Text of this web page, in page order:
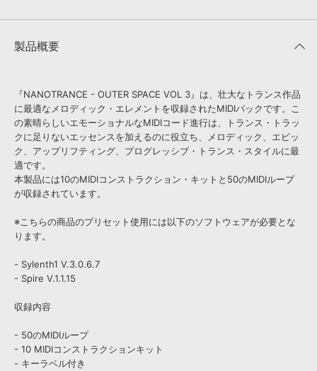
製品概要
『NANOTRANCE - OUTER SPACE VOL 3』は、壮大なトランス作品
に最適なメロディック・エレメントを収録されたMIDIパックです。こ
の素晴らしいエモーショナルなMIDIコード進行は、トランス・トラッ
クに足りないエッセンスを加えるのに役立ち、メロディック、エピッ
ク、アップリフティング、プログレッシブ・トランス・スタイルに最
適です。
本製品には10のMIDIコンストラクション・キットと50のMIDIループ
が収録されています。
※こちらの商品のプリセット使用には以下のソフトウェアが必要とな
ります。
- Sylenth1 V.3.0.6.7
- Spire V.1.1.15
収録内容
- 50のMIDIループ
- 10 MIDIコンストラクションキット
- キーラベル付き